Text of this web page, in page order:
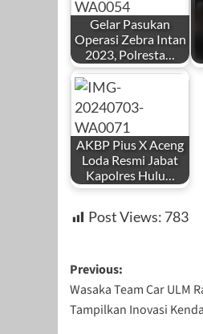
Gelar Pasukan
Operasi Zebra Intan
2023, Polresta…
AKBP Pius X Aceng
Loda Resmi Jabat
Kapolres Hulu…
Post Views: 783
Post
navigation
Previous:
Wasaka Team Car ULM
Tampilkan Inovasi